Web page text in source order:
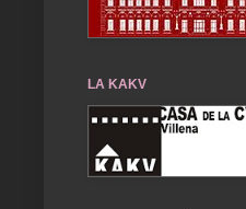
LA KAKV